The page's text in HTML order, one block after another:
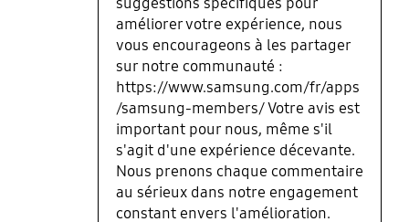
améliorer votre expérience, nous
vous encourageons à les partager
sur notre communauté :
https://www.samsung.com/fr/apps
/samsung-members/ Votre avis est
important pour nous, même s'il
s'agit d'une expérience décevante.
Nous prenons chaque commentaire
au sérieux dans notre engagement
constant envers l'amélioration.